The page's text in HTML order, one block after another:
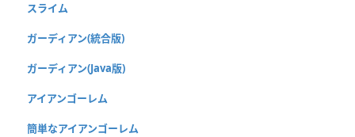
スライム
ガーディアン(統合版)
ガーディアン(Java版)
アイアンゴーレム
簡単なアイアンゴーレム